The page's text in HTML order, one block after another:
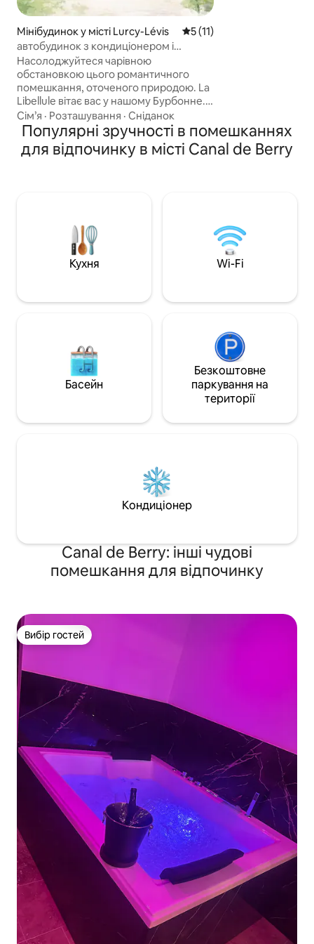
Мінібудинок у місті Lurcy-Lévis Середня оцінка: 5 з 5,
5 (11)
автобудинок з кондиціонером і
приватним спа-салоном у сільській
місцевості
Насолоджуйтеся чарівною
обстановкою цього романтичного
помешкання, оточеного природою. La
Libellule вітає вас у нашому Бурбонне.
Насолоджуйтеся спокоєм і шармом
нашого комфортного трейлера в
Люрсі-Леві. Поруч із кількома
туристичними об'єктами, нашим
нашого регіону: паштет із картоплею,
помпе з грибонами тощо. До зустрічі!
Сім’я · Розташування · Сніданок
Популярні зручності в помешканнях
для відпочинку в місті Canal de Berry
Кухня Wi-Fi
Басейн
Безкоштовне
паркування на
території
Кондиціонер
Canal de Berry: інші чудові
помешкання для відпочинку
Вибір гостей
Вибір гостей